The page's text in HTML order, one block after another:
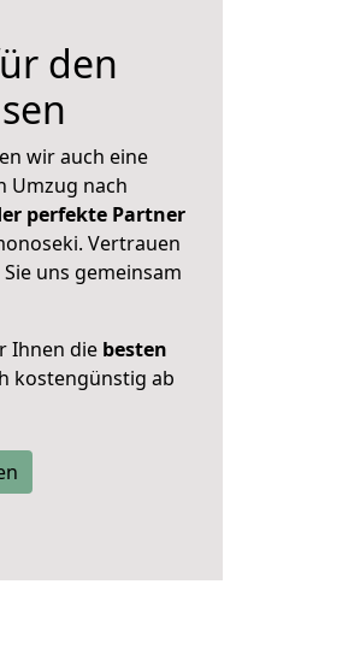
den
wir auch eine
Umzug nach
perfekte Partner
Vertrauen
uns gemeinsam
Ihnen die besten
kostengünstig ab